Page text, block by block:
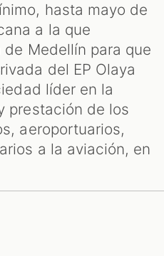
hasta mayo de
a la que
Medellín para que
del EP Olaya
líder en la
prestación de los
aeroportuarios,
a la aviación, en